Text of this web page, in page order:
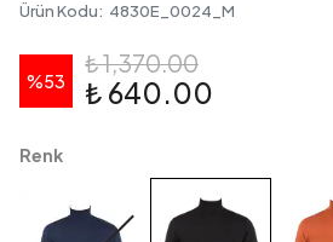
Ürün Kodu: 4830E_0024_M
%53
₺ 1,370.00
₺ 640.00
Renk